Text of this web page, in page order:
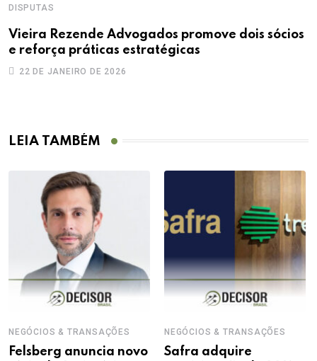
DISPUTAS
Vieira Rezende Advogados promove dois sócios
e reforça práticas estratégicas
22 DE JANEIRO DE 2026
LEIA TAMBÉM
NEGÓCIOS & TRANSAÇÕES
Felsberg anuncia novo
NEGÓCIOS & TRANSAÇÕES
Safra adquire